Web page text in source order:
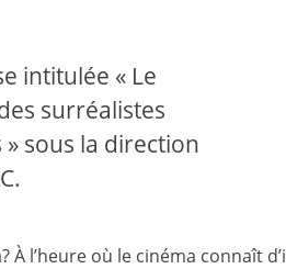
intitulée « Le
surréalistes
sous la direction
À l’heure où le cinéma connaît